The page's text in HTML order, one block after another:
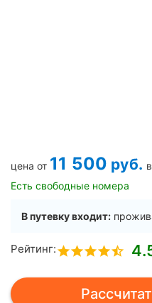
цена от 11 500 руб.
Есть свободные номера
В путевку входит:
Рейтинг: